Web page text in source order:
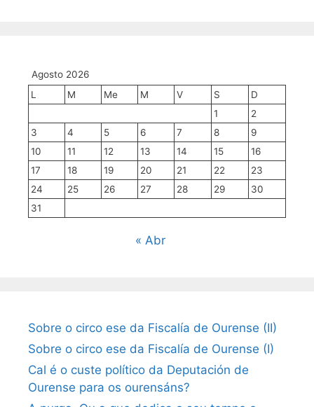
Agosto 2026
L
M Me M V S
D
1
2
3
4 5 6 7 8
9
10
11 12 13 14 15
16
17
18 19 20 21 22
23
24
25 26 27 28 29
30
31
« Abr
Sobre o circo ese da Fiscalía de Ourense (II)
Sobre o circo ese da Fiscalía de Ourense (I)
Cal é o custe político da Deputación de
Ourense para os ourensáns?